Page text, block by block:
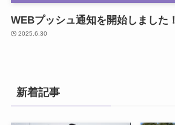
WEBプッシュ通知を開始しました！
2025.6.30
新着記事